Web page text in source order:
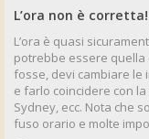
L’ora non è corretta!
L’ora è quasi
potrebbe essere quella
fosse, devi cambiare
e farlo coincidere con la
Sydney, ecc. Nota che
fuso orario e molte